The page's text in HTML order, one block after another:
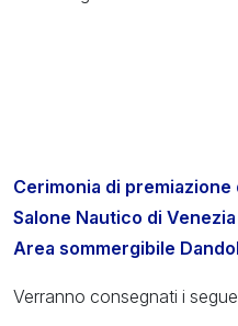
Cerimonia di premiazione
Salone Nautico di Venezia
Area sommergibile
Verranno consegnati i